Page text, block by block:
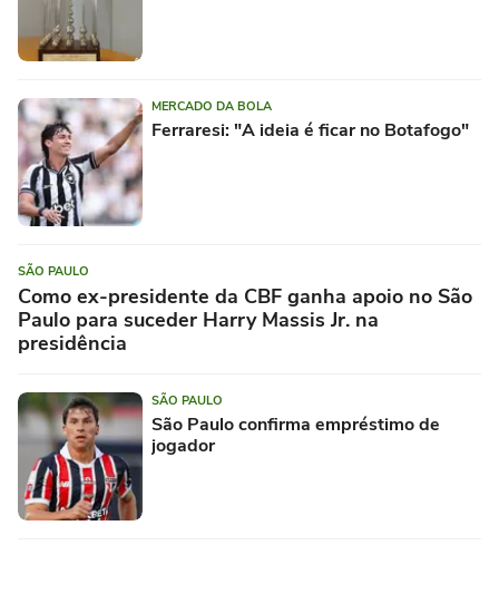
MERCADO DA BOLA
Ferraresi: "A ideia é ficar no Botafogo"
SÃO PAULO
Como ex-presidente da CBF ganha apoio no São
Paulo para suceder Harry Massis Jr. na
presidência
SÃO PAULO
São Paulo confirma empréstimo de
jogador